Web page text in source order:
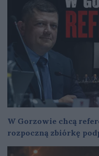
W Gorzowie chcą
rozpoczną zbiórkę